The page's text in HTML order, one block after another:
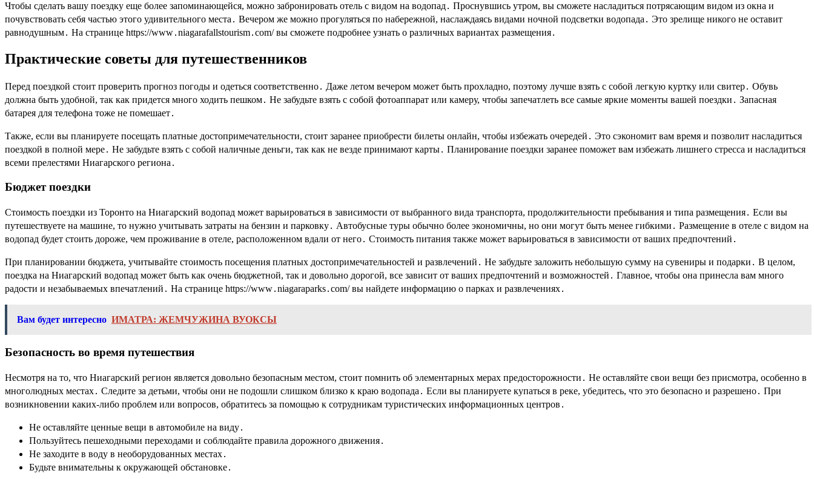
Чтобы сделать вашу поездку еще более запоминающейся, можно забронировать отель с видом на водопад․ Проснувшись утром, вы сможете насладиться потрясающим видом из окна и
почувствовать себя частью этого удивительного места․ Вечером же можно прогуляться по набережной, наслаждаясь видами ночной подсветки водопада․ Это зрелище никого не оставит
равнодушным․ На странице https://www․niagarafallstourism․com/ вы сможете подробнее узнать о различных вариантах размещения․
Практические советы для путешественников
Перед поездкой стоит проверить прогноз погоды и одеться соответственно․ Даже летом вечером может быть прохладно, поэтому лучше взять с собой легкую куртку или свитер․ Обувь
должна быть удобной, так как придется много ходить пешком․ Не забудьте взять с собой фотоаппарат или камеру, чтобы запечатлеть все самые яркие моменты вашей поездки․ Запасная
батарея для телефона тоже не помешает․
Также, если вы планируете посещать платные достопримечательности, стоит заранее приобрести билеты онлайн, чтобы избежать очередей․ Это сэкономит вам время и позволит насладиться
поездкой в полной мере․ Не забудьте взять с собой наличные деньги, так как не везде принимают карты․ Планирование поездки заранее поможет вам избежать лишнего стресса и насладиться
всеми прелестями Ниагарского региона․
Бюджет поездки
Стоимость поездки из Торонто на Ниагарский водопад может варьироваться в зависимости от выбранного вида транспорта, продолжительности пребывания и типа размещения․ Если вы
путешествуете на машине, то нужно учитывать затраты на бензин и парковку․ Автобусные туры обычно более экономичны, но они могут быть менее гибкими․ Размещение в отеле с видом на
водопад будет стоить дороже, чем проживание в отеле, расположенном вдали от него․ Стоимость питания также может варьироваться в зависимости от ваших предпочтений․
При планировании бюджета, учитывайте стоимость посещения платных достопримечательностей и развлечений․ Не забудьте заложить небольшую сумму на сувениры и подарки․ В целом,
поездка на Ниагарский водопад может быть как очень бюджетной, так и довольно дорогой, все зависит от ваших предпочтений и возможностей․ Главное, чтобы она принесла вам много
радости и незабываемых впечатлений․ На странице https://www․niagaraparks․com/ вы найдете информацию о парках и развлечениях․
Вам будет интересно ИМАТРА: ЖЕМЧУЖИНА ВУОКСЫ
Безопасность во время путешествия
Несмотря на то, что Ниагарский регион является довольно безопасным местом, стоит помнить об элементарных мерах предосторожности․ Не оставляйте свои вещи без присмотра, особенно в
многолюдных местах․ Следите за детьми, чтобы они не подошли слишком близко к краю водопада․ Если вы планируете купаться в реке, убедитесь, что это безопасно и разрешено․ При
возникновении каких-либо проблем или вопросов, обратитесь за помощью к сотрудникам туристических информационных центров․
Не оставляйте ценные вещи в автомобиле на виду․
Пользуйтесь пешеходными переходами и соблюдайте правила дорожного движения․
Не заходите в воду в необорудованных местах․
Будьте внимательны к окружающей обстановке․